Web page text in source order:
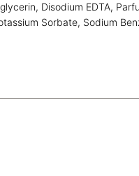
Disodium EDTA,
Sorbate, Sodium